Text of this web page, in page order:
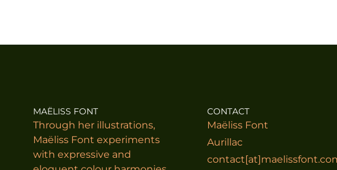
MAËLISS FONT
Through her illustrations,
Maëliss Font experiments
with expressive and
CONTACT
Maëliss Font
Aurillac